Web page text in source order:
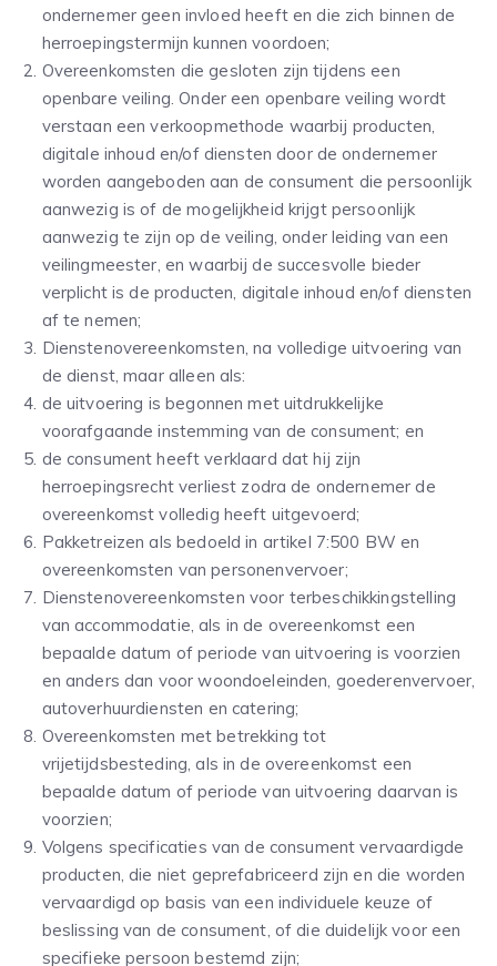
ondernemer geen invloed heeft en die zich binnen de
herroepingstermijn kunnen voordoen;
Overeenkomsten die gesloten zijn tijdens een
openbare veiling. Onder een openbare veiling wordt
verstaan een verkoopmethode waarbij producten,
digitale inhoud en/of diensten door de ondernemer
worden aangeboden aan de consument die persoonlijk
aanwezig is of de mogelijkheid krijgt persoonlijk
aanwezig te zijn op de veiling, onder leiding van een
veilingmeester, en waarbij de succesvolle bieder
verplicht is de producten, digitale inhoud en/of diensten
af te nemen;
Dienstenovereenkomsten, na volledige uitvoering van
de dienst, maar alleen als:
de uitvoering is begonnen met uitdrukkelijke
voorafgaande instemming van de consument; en
de consument heeft verklaard dat hij zijn
herroepingsrecht verliest zodra de ondernemer de
overeenkomst volledig heeft uitgevoerd;
Pakketreizen als bedoeld in artikel 7:500 BW en
overeenkomsten van personenvervoer;
Dienstenovereenkomsten voor terbeschikkingstelling
van accommodatie, als in de overeenkomst een
bepaalde datum of periode van uitvoering is voorzien
en anders dan voor woondoeleinden, goederenvervoer,
autoverhuurdiensten en catering;
Overeenkomsten met betrekking tot
vrijetijdsbesteding, als in de overeenkomst een
bepaalde datum of periode van uitvoering daarvan is
voorzien;
Volgens specificaties van de consument vervaardigde
producten, die niet geprefabriceerd zijn en die worden
vervaardigd op basis van een individuele keuze of
beslissing van de consument, of die duidelijk voor een
specifieke persoon bestemd zijn;